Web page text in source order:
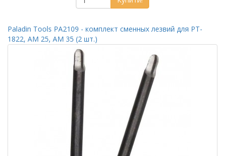
Paladin Tools PA2109 - комплект сменных лезвий для PT-
1822, AM 25, AM 35 (2 шт.)